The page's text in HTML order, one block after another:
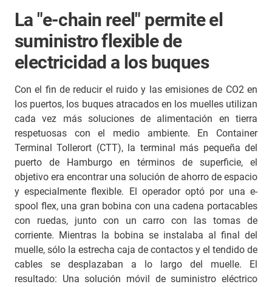
La "e-chain reel" permite el
suministro flexible de
electricidad a los buques
Con el fin de reducir el ruido y las emisiones de CO2 en
los puertos, los buques atracados en los muelles utilizan
cada vez más soluciones de alimentación en tierra
respetuosas con el medio ambiente. En Container
Terminal Tollerort (CTT), la terminal más pequeña del
puerto de Hamburgo en términos de superficie, el
objetivo era encontrar una solución de ahorro de espacio
y especialmente flexible. El operador optó por una e-
spool flex, una gran bobina con una cadena portacables
con ruedas, junto con un carro con las tomas de
corriente. Mientras la bobina se instalaba al final del
muelle, sólo la estrecha caja de contactos y el tendido de
cables se desplazaban a lo largo del muelle. El
resultado: Una solución móvil de suministro eléctrico